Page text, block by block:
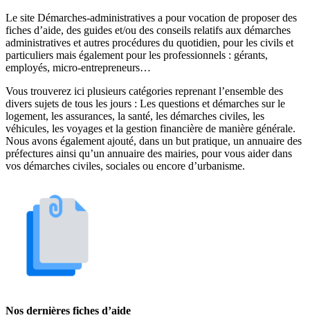
Le site Démarches-administratives a pour vocation de proposer des
fiches d’aide, des guides et/ou des conseils relatifs aux démarches
administratives et autres procédures du quotidien, pour les civils et
particuliers mais également pour les professionnels : gérants,
employés, micro-entrepreneurs…
Vous trouverez ici plusieurs catégories reprenant l’ensemble des
divers sujets de tous les jours : Les questions et démarches sur le
logement, les assurances, la santé, les démarches civiles, les
véhicules, les voyages et la gestion financière de manière générale.
Nous avons également ajouté, dans un but pratique, un annuaire des
préfectures ainsi qu’un annuaire des mairies, pour vous aider dans
vos démarches civiles, sociales ou encore d’urbanisme.
Nos dernières fiches d’aide